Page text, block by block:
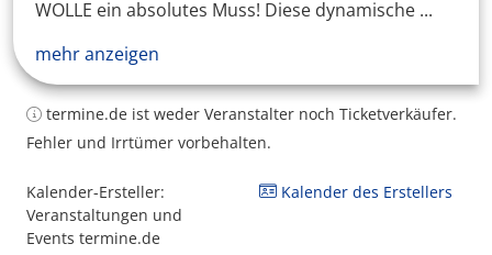
WOLLE ein absolutes Muss! Diese dynamische ...
mehr anzeigen
termine.de ist weder Veranstalter noch Ticketverkäufer.
Fehler und Irrtümer vorbehalten.
Kalender-Ersteller:
Veranstaltungen und
Events termine.de
Kalender des Erstellers